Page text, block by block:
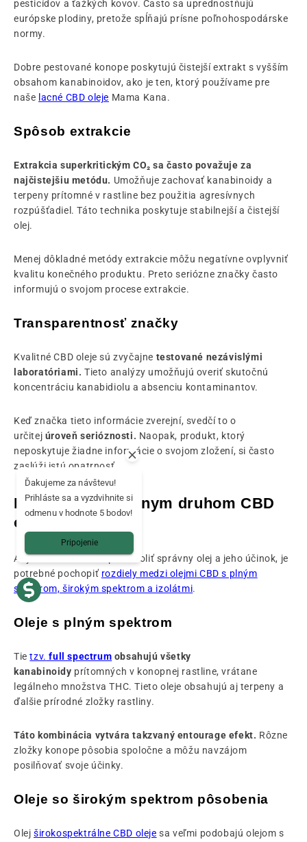
pesticídov a ťažkých kovov. Často sa uprednostňujú
európske plodiny, pretože spĺňajú prísne poľnohospodárske
normy.
Dobre pestované konope poskytujú čistejší extrakt s vyšším
obsahom kanabinoidov, ako je ten, ktorý používame pre
naše lacné CBD oleje Mama Kana.
Spôsob extrakcie
Extrakcia superkritickým CO₂ sa často považuje za
najčistejšiu metódu. Umožňuje zachovať kanabinoidy a
terpeny prítomné v rastline bez použitia agresívnych
rozpúšťadiel. Táto technika poskytuje stabilnejší a čistejší
olej.
Menej dôkladné metódy extrakcie môžu negatívne ovplyvniť
kvalitu konečného produktu. Preto seriózne značky často
informujú o svojom procese extrakcie.
Transparentnosť značky
Kvalitné CBD oleje sú zvyčajne testované nezávislými
laboratóriami. Tieto analýzy umožňujú overiť skutočnú
koncentráciu kanabidiolu a absenciu kontaminantov.
Keď značka tieto informácie zverejní, svedčí to o
určitej úroveň serióznosti. Naopak, produkt, ktorý
neposkytuje žiadne informácie o svojom zložení, si často
zaslúži istú opatrnosť.
Porozumenie rôznym druhom CBD
olejov
Aby ste mohli ešte lepšie zvoliť správny olej a jeho účinok, je
potrebné pochopiť rozdiely medzi olejmi CBD s plným
spektrom, širokým spektrom a izolátmi.
Oleje s plným spektrom
Tietzv. full spectrum obsahujú všetky
kanabinoidy prítomných v konopnej rastline, vrátane
legálneho množstva THC. Tieto oleje obsahujú aj terpeny a
ďalšie prírodné zložky rastliny.
Táto kombinácia vytvára takzvaný entourage efekt. Rôzne
zložky konope pôsobia spoločne a môžu navzájom
posilňovať svoje účinky.
Oleje so širokým spektrom pôsobenia
Olejširokospektrálne CBD oleje sa veľmi podobajú olejom s
Ďakujeme za návštevu!
Prihláste sa a vyzdvihnite si
odmenu v hodnote 5 bodov!
Pripojenie